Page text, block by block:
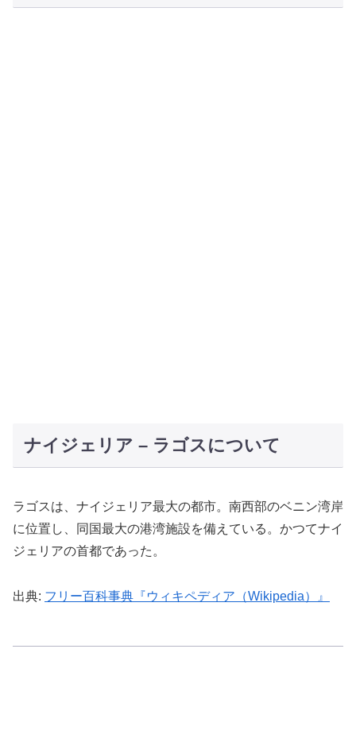
ナイジェリア – ラゴスについて
ラゴスは、ナイジェリア最大の都市。南西部のベニン湾岸
に位置し、同国最大の港湾施設を備えている。かつてナイ
ジェリアの首都であった。
出典: フリー百科事典『ウィキペディア（Wikipedia）』